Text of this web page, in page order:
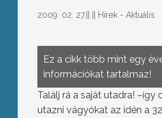
2009. 02. 27. Hírek - Aktuális
Ez a cikk több mint egy
információkat tartalmaz!
Találj rá a saját utadra! –így
utazni vágyókat az idén a